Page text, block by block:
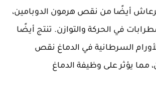
أيضًا من نقص هرمون الدوبامين،
في الحركة والتوازن. تنتج أيضًا
السرطانية في الدماغ نقص
مما يؤثر على وظيفة الدماغ